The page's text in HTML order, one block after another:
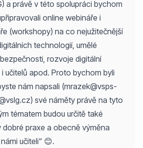
a právě v této spolupráci bychom
online webináře i
(workshopy) na co nejužitečnější
technologií, umělé
rozvoje digitální
učitelů apod. Proto bychom byli
nám napsali (mrazek@vsps-
) své náměty právě na tyto
tématem budou určitě také
dobré praxe a obecně výměna
učiteli“ 😊.